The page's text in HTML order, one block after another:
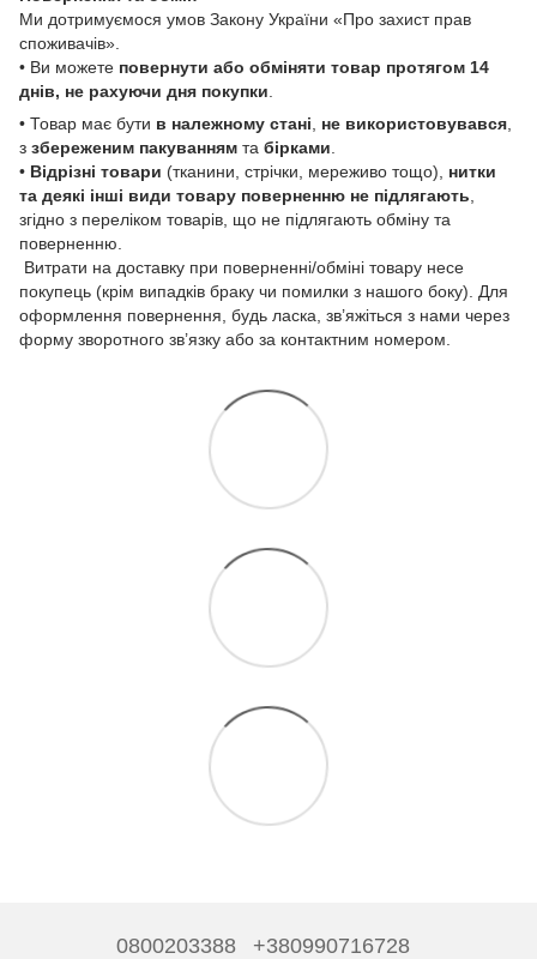
Ми дотримуємося умов Закону України «Про захист прав
споживачів».
• Ви можете повернути або обміняти товар протягом 14
днів, не рахуючи дня покупки
• Товар має бути в належному стані не використовувався
з збереженим пакуванням та бірками
• Відрізні товари (тканини, стрічки, мереживо тощо), нитки
та деякі інші види товару поверненню не підлягають
згідно з переліком товарів, що не підлягають обміну та
поверненню.
Витрати на доставку при поверненні/обміні товару несе
покупець (крім випадків браку чи помилки з нашого боку). Для
оформлення повернення, будь ласка, зв’яжіться з нами через
форму зворотного зв’язку або за контактним номером.
0800203388 +380990716728